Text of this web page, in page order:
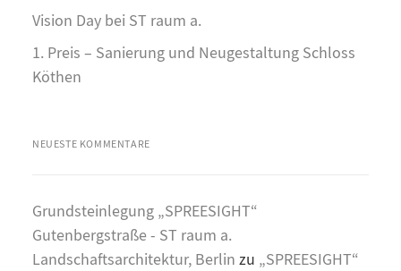
Vision Day bei ST raum a.
1. Preis – Sanierung und Neugestaltung Schloss
Köthen
NEUESTE KOMMENTARE
Grundsteinlegung „SPREESIGHT“
Gutenbergstraße - ST raum a.
Landschaftsarchitektur, Berlin zu „SPREESIGHT“